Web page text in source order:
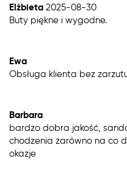
Elżbieta 2025-08-30
Buty piękne i wygodne.
Ewa
Obsługa klienta bez
Barbara
bardzo dobra jakość,
chodzenia zarówno na co
okazje